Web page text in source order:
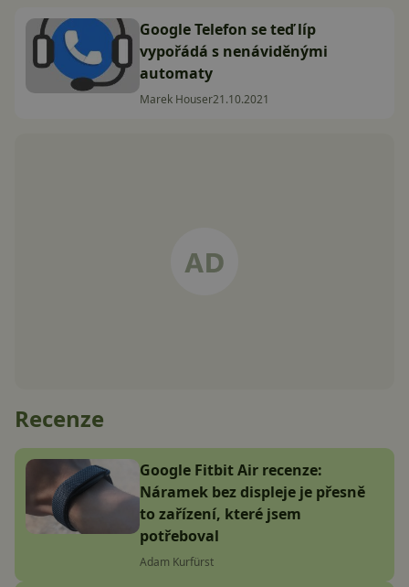
Google Telefon se teď líp
vypořádá s nenáviděnými
automaty
Marek Houser21.10.2021
Recenze
Google Fitbit Air recenze:
Náramek bez displeje je přesně
to zařízení, které jsem
potřeboval
Adam Kurfürst